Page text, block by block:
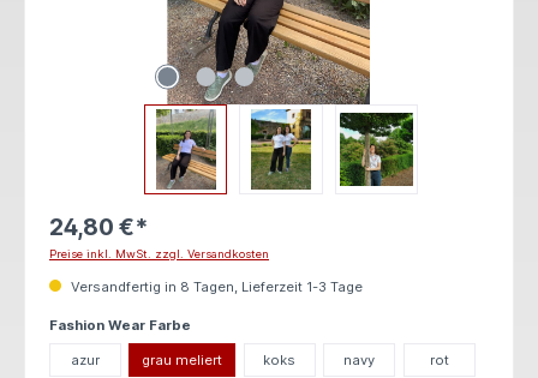
24,80 €*
Preise inkl. MwSt. zzgl. Versandkosten
Versandfertig in 8 Tagen, Lieferzeit 1-3 Tage
Fashion Wear Farbe
azur grau meliert koks navy rot